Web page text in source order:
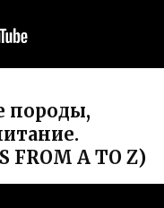
породы,
FROM A TO Z)